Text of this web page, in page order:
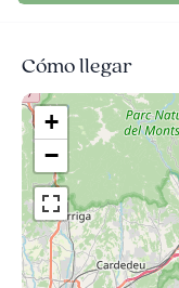
Cómo llegar
+
−